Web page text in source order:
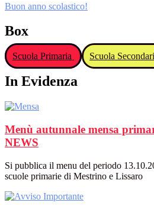
Buon anno scolastico!
Box
Scuola Primaria Scuola
In Evidenza
Menù autunnale mensa
NEWS
Si pubblica il menu del periodo
scuole primarie di Mestrino e Lissaro